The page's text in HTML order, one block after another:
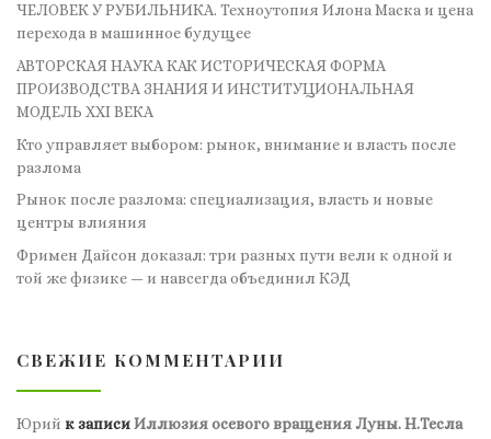
ЧЕЛОВЕК У РУБИЛЬНИКА. Техноутопия Илона Маска и цена
перехода в машинное будущее
АВТОРСКАЯ НАУКА КАК ИСТОРИЧЕСКАЯ ФОРМА
ПРОИЗВОДСТВА ЗНАНИЯ И ИНСТИТУЦИОНАЛЬНАЯ
МОДЕЛЬ XXI ВЕКА
Кто управляет выбором: рынок, внимание и власть после
разлома
Рынок после разлома: специализация, власть и новые
центры влияния
Фримен Дайсон доказал: три разных пути вели к одной и
той же физике — и навсегда объединил КЭД
СВЕЖИЕ КОММЕНТАРИИ
Юрий к записиИллюзия осевого вращения Луны. Н.Тесла